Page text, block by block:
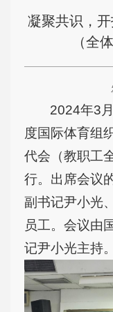
凝聚共识，
（全
2024年3
度国际体育组
代会（教职工
行。出席会议
副书记尹小光
员工。会议由
记尹小光主持。